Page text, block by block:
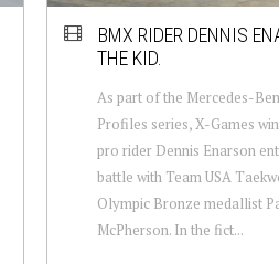
BMX RIDER DENNIS
THE KID.
As part of the Mercedes-
Profiles series, X-Games
pro rider Dennis Enarson
battle with Team USA
Olympic Bronze medallist
McPherson. In the fict...